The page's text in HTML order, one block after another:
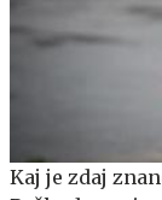
Kaj je zdaj